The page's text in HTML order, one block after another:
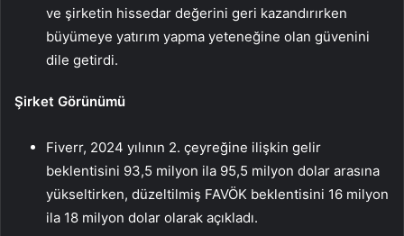
ve şirketin hissedar değerini geri kazandırırken
büyümeye yatırım yapma yeteneğine olan güvenini
dile getirdi.
Şirket Görünümü
Fiverr, 2024 yılının 2. çeyreğine ilişkin gelir
beklentisini 93,5 milyon ila 95,5 milyon dolar arasına
yükseltirken, düzeltilmiş FAVÖK beklentisini 16 milyon
ila 18 milyon dolar olarak açıkladı.